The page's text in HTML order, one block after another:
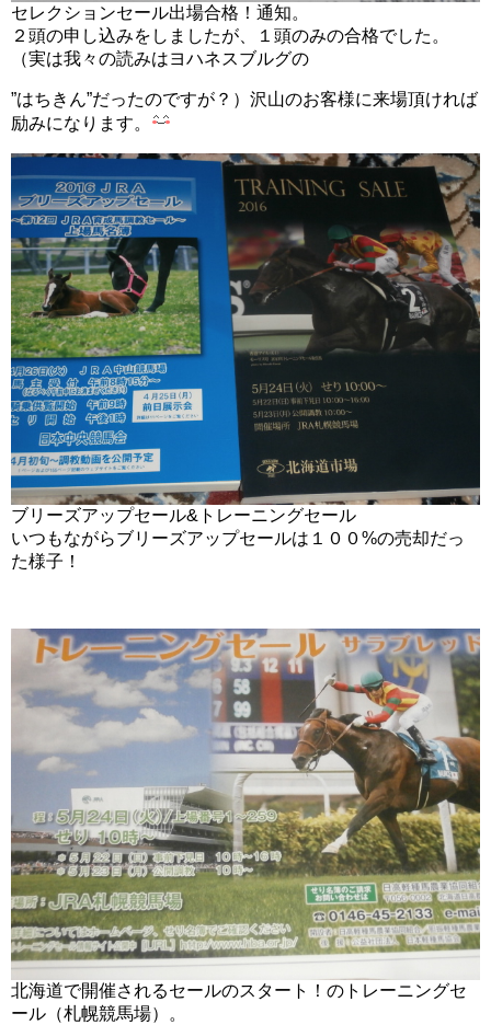
セレクションセール出場合格！通知。
２頭の申し込みをしましたが、１頭のみの合格でした。
（実は我々の読みはヨハネスブルグの
”はちきん”だったのですが？）沢山のお客様に来場頂ければ
励みになります。
ブリーズアップセール&トレーニングセール
いつもながらブリーズアップセールは１００%の売却だっ
た様子！
北海道で開催されるセールのスタート！のトレーニングセ
ール（札幌競馬場）。